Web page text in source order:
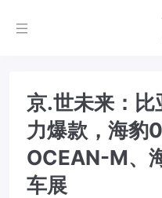
京.世未来：
力爆款，海豹
OCEAN-M、
车展